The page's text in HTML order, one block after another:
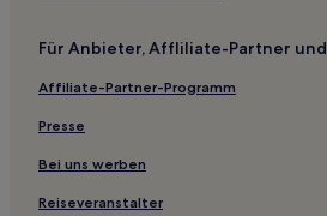
Hotels nahe University of Santiago-
Für Anbieter, Affliliate-Partner
Affiliate-Partner-Programm
Presse
Bei uns werben
Reiseveranstalter